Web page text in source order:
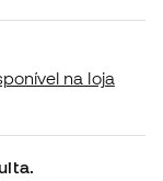
na loja